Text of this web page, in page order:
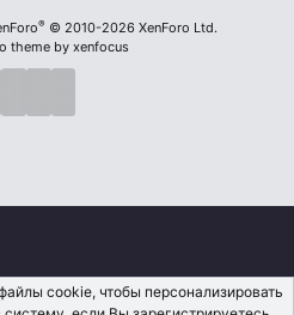
® © 2010-2026 XenForo Ltd.
theme by xenfocus
cookie, чтобы персонализировать